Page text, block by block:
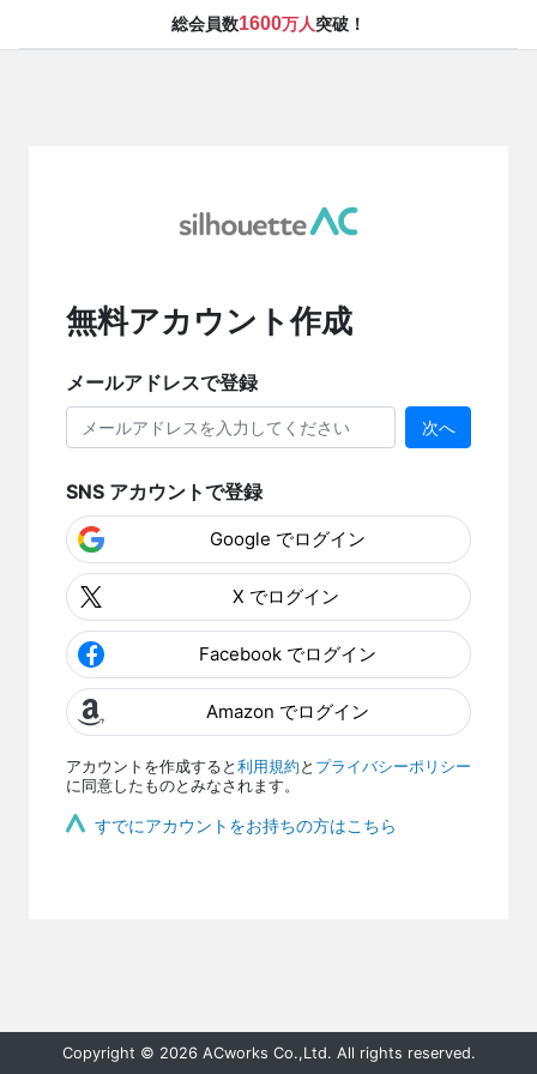
総会員数1600万人突破！
無料アカウント作成
メールアドレスで登録
次へ
SNS アカウントで登録
Google でログイン
X でログイン
Facebook でログイン
Amazon でログイン
アカウントを作成すると 利用規約 と プライバシーポリシー
に同意したものとみなされます。
すでにアカウントをお持ちの方はこちら
Copyright © 2026 ACworks Co.,Ltd. All rights reserved.